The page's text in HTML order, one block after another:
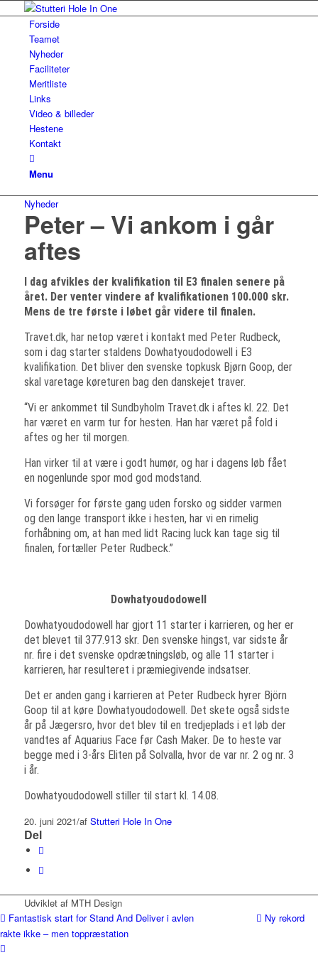
Forside
Teamet
Nyheder
Faciliteter
Meritliste
Links
Video & billeder
Hestene
Kontakt
Menu
Nyheder
Peter – Vi ankom i går
aftes
I dag afvikles der kvalifikation til E3 finalen senere på
året. Der venter vindere af kvalifikationen 100.000 skr.
Mens de tre første i løbet går videre til finalen.
Travet.dk, har netop været i kontakt med Peter Rudbeck,
som i dag starter staldens Dowhatyoudodowell i E3
kvalifikation. Det bliver den svenske topkusk Bjørn Goop, der
skal varetage køreturen bag den danskejet traver.
“Vi er ankommet til Sundbyholm Travet.dk i aftes kl. 22. Det
har været en varm tur for hesten. Han har været på fold i
aftes og her til morgen.
Han virker til at være i godt humør, og har i dagens løb fået
en nogenlunde spor mod god modstand.
Vi forsøger for første gang uden forsko og sidder varmen
og den lange transport ikke i hesten, har vi en rimelig
forhåbning om, at han med lidt Racing luck kan tage sig til
finalen, fortæller Peter Rudbeck.”
Dowhatyoudodowell
Dowhatyoudodowell har gjort 11 starter i karrieren, og her er
det blevet til 377.913 skr. Den svenske hingst, var sidste år
nr. fire i det svenske opdrætningsløb, og alle 11 starter i
karrieren, har resulteret i præmiegivende indsatser.
Det er anden gang i karrieren at Peter Rudbeck hyrer Björn
Goop til at køre Dowhatyoudodowell. Det skete også sidste
år på Jægersro, hvor det blev til en tredjeplads i et løb der
vandtes af Aquarius Face før Cash Maker. De to heste var
begge med i 3-års Eliten på Solvalla, hvor de var nr. 2 og nr. 3
i år.
Dowhatyoudodowell stiller til start kl. 14.08.
20. juni 2021/af Stutteri Hole In One
Del
Udviklet af MTH Design
Fantastisk start for Stand And Deliver i avlen
Ny rekord
rakte ikke – men toppræstation